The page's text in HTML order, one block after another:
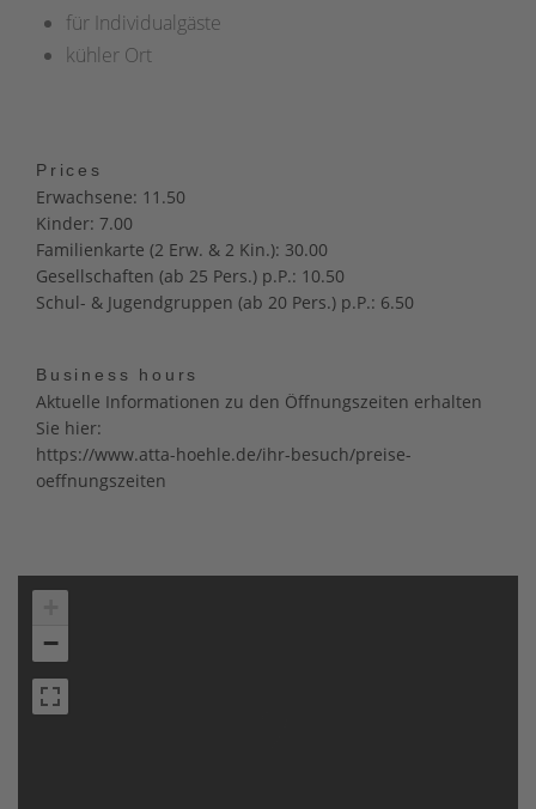
für Individualgäste
kühler Ort
Prices
Erwachsene: 11.50
Kinder: 7.00
Familienkarte (2 Erw. & 2 Kin.): 30.00
Gesellschaften (ab 25 Pers.) p.P.: 10.50
Schul- & Jugendgruppen (ab 20 Pers.) p.P.: 6.50
Business hours
Aktuelle Informationen zu den Öffnungszeiten erhalten
Sie hier:
https://www.atta-hoehle.de/ihr-besuch/preise-
oeffnungszeiten
−